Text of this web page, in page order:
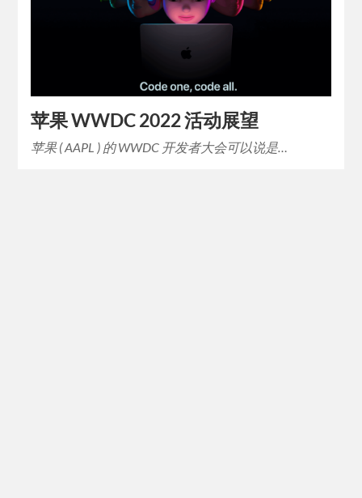
苹果 WWDC 2022 活动展望
苹果 ( AAPL ) 的 WWDC 开发者大会可以说是…